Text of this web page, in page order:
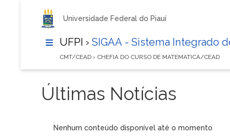
Universidade Federal do Piauí
UFPI › SIGAA - Sistema Integrado
CMT/CEAD › CHEFIA DO CURSO DE MATEMATICA/CEAD
Últimas Notícias
Nenhum conteúdo disponível até o momento